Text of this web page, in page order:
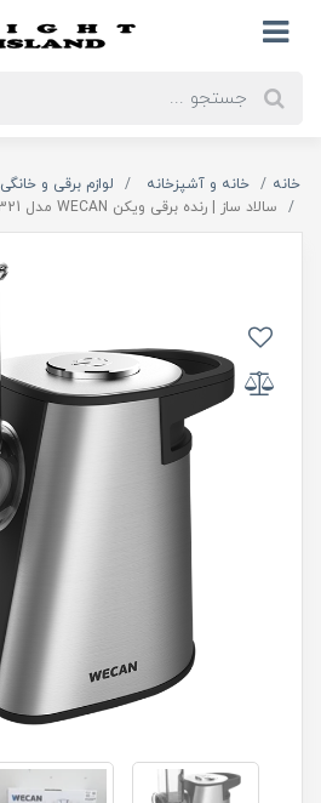
خانه خانه و آشپزخانه لوازم برقی و خانگی
سالاد ساز | رنده برقی ویکن WECAN مدل WSM9321